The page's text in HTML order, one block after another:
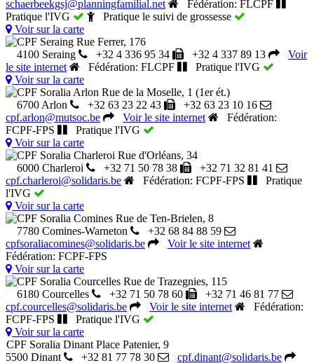
schaerbeekgsj@planningfamilial.net
Fédération: FLCPF
Pratique l'IVG
Pratique le suivi de grossesse
Voir sur la carte
CPF Seraing Rue Ferrer, 176
4100 Seraing
+32 4 336 95 34 +32 4 337 89 13
Voir
le site internet
Fédération: FLCPF
Pratique l'IVG
Voir sur la carte
CPF Soralia Arlon Rue de la Moselle, 1 (1er ét.)
6700 Arlon
+32 63 23 22 43
+32 63 23 10 16
cpf.arlon@mutsoc.be
Voir le site internet
Fédération:
FCPF-FPS
Pratique l'IVG
Voir sur la carte
CPF Soralia Charleroi Rue d'Orléans, 34
6000 Charleroi
+32 71 50 78 38
+32 71 32 81 41
cpf.charleroi@solidaris.be
Fédération: FCPF-FPS
Pratique
l'IVG
Voir sur la carte
CPF Soralia Comines Rue de Ten-Brielen, 8
7780 Comines-Warneton
+32 68 84 88 59
cpfsoraliacomines@solidaris.be
Voir le site internet
Fédération: FCPF-FPS
Voir sur la carte
CPF Soralia Courcelles Rue de Trazegnies, 115
6180 Courcelles
+32 71 50 78 60
+32 71 46 81 77
cpf.courcelles@solidaris.be
Voir le site internet
Fédération:
FCPF-FPS
Pratique l'IVG
Voir sur la carte
CPF Soralia Dinant Place Patenier, 9
5500 Dinant
+32 81 77 78 30 cpf.dinant@solidaris.be